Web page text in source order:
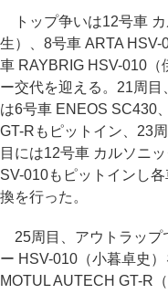
トップ争いは12号車 カ
生）、8号車 ARTA
車 RAYBRIG HSV-010
ー交代を迎える。21周
は6号車 ENEOS SC430
GT-Rもピットイン、23
目には12号車 カルソニ
SV-010もピットインし
換を行った。
25周目、アウトラップ
ー HSV-010（小暮卓史
MOTUL AUTECH GT-R